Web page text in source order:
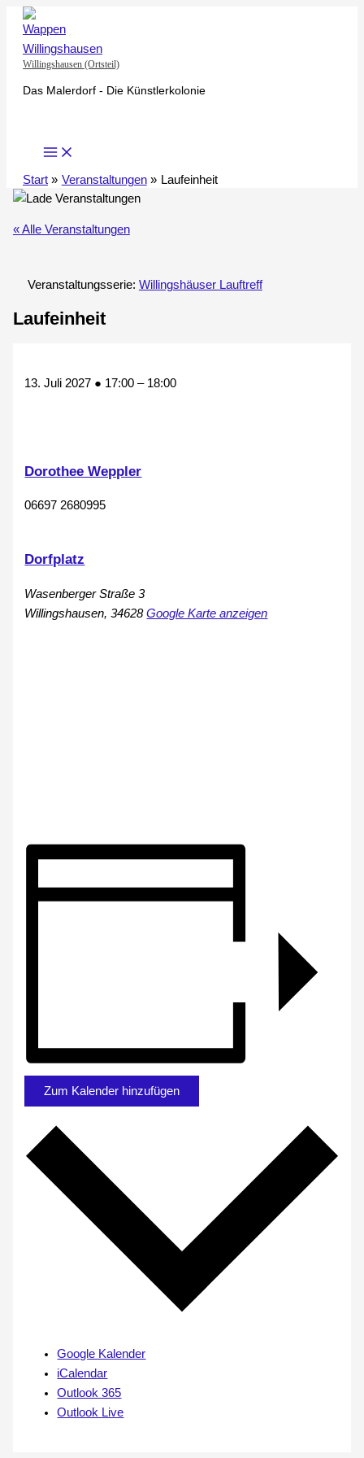
Zum
Inhalt
springen
Willingshausen (Ortsteil)
Das Malerdorf - Die Künstlerkolonie
Start Veranstaltungen Laufeinheit
« Alle Veranstaltungen
Veranstaltungsserie: Willingshäuser Lauftreff
Laufeinheit
13. Juli 2027 ● 17:00– 18:00
Dorothee Weppler
06697 2680995
Dorfplatz
Wasenberger Straße 3
Willingshausen, 34628 Google Karte anzeigen
Zum Kalender hinzufügen
Google Kalender
iCalendar
Outlook 365
Outlook Live